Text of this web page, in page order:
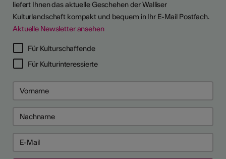
liefert Ihnen das aktuelle Geschehen der Walliser
Kulturlandschaft kompakt und bequem in Ihr E-Mail Postfach.
Aktuelle Newsletter ansehen
Für Kulturschaffende
Für Kulturinteressierte